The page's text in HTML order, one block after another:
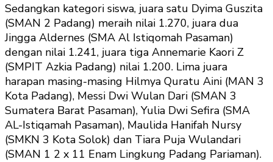
Sedangkan kategori siswa, juara satu Dyima Guszita
(SMAN 2 Padang) meraih nilai 1.270, juara dua
Jingga Aldernes (SMA Al Istiqomah Pasaman)
dengan nilai 1.241, juara tiga Annemarie Kaori Z
(SMPIT Azkia Padang) nilai 1.200. Lima juara
harapan masing-masing Hilmya Quratu Aini (MAN 3
Kota Padang), Messi Dwi Wulan Dari (SMAN 3
Sumatera Barat Pasaman), Yulia Dwi Sefira (SMA
AL-Istiqamah Pasaman), Maulida Hanifah Nursy
(SMKN 3 Kota Solok) dan Tiara Puja Wulandari
(SMAN 1 2 x 11 Enam Lingkung Padang Pariaman).